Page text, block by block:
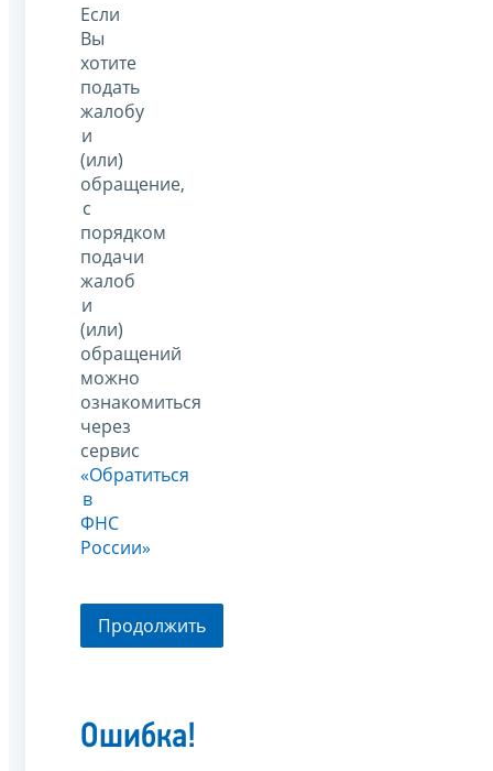
Если
Вы
хотите
подать
жалобу
и
(или)
обращение,
с
порядком
подачи
жалоб
и
(или)
обращений
можно
ознакомиться
через
сервис
«Обратиться
в
ФНС
России»
Продолжить
Ошибка!